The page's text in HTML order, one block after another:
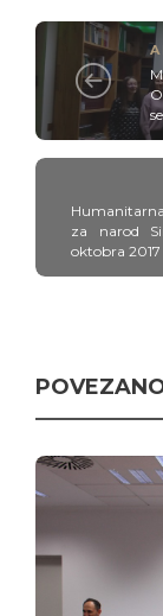
za narod
oktobra 2017